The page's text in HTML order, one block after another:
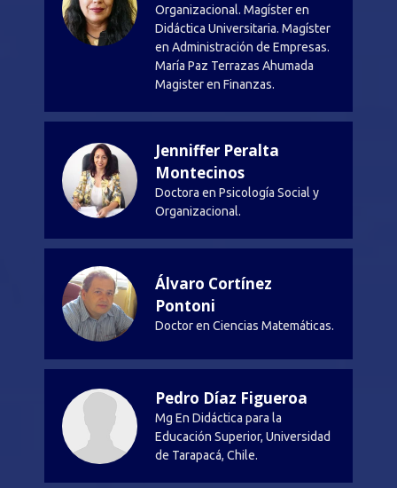
Organizacional. Magíster en
Didáctica Universitaria. Magíster
en Administración de Empresas.
María Paz Terrazas Ahumada
Magister en Finanzas.
Jenniffer Peralta
Montecinos
Doctora en Psicología Social y
Organizacional.
Álvaro Cortínez
Pontoni
Doctor en Ciencias Matemáticas.
Pedro Díaz Figueroa
Mg En Didáctica para la
Educación Superior, Universidad
de Tarapacá, Chile.